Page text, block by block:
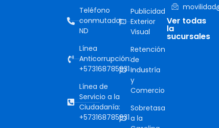
Teléfono
conmutador:
ND
Línea
Anticorrupción:
+573168785931
Línea de
Servicio a la
Ciudadanía:
+573168785931
Publicidad
Exterior
Visual
Retención
de
Industría
y
Comercio
Sobretasa
a la
Ver todas
la
sucursales